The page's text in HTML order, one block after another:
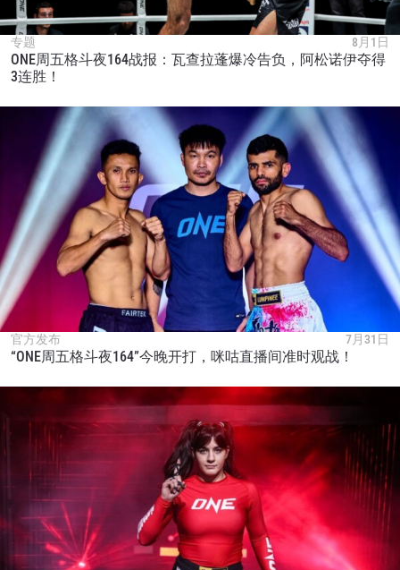
专题 8月1日
ONE周五格斗夜164战报：瓦查拉蓬爆冷告负，阿松诺伊夺得
3连胜！
官方发布 7月31日
“ONE周五格斗夜164”今晚开打，咪咕直播间准时观战！